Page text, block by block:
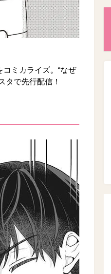
ミカライズ。“なぜ
タで先行配信！